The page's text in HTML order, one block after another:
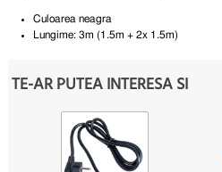
Culoarea neagra
Lungime: 3m (1.5m + 2x 1.5m)
TE-AR PUTEA INTERESA SI